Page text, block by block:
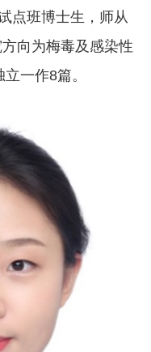
点班博士生，师从
向为梅毒及感染性
一作8篇。